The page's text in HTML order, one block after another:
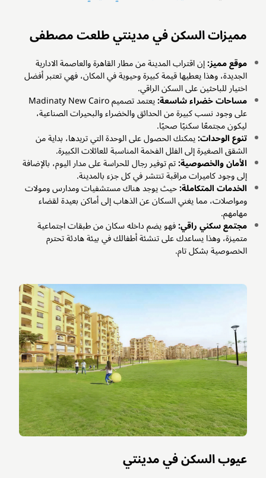
مميزات السكن في مدينتي طلعت مصطفى
موقع مميز:إن اقتراب المدينة من مطار القاهرة والعاصمة الادارية
الجديدة، وهذا يعطيها قيمة كبيرة وحيوية في المكان، فهي تعتبر أفضل
اختيار للباحثين على السكن الراقي.
مساحات خضراء شاسعة: يعتمد تصميم Madinaty New Cairo
على وجود نسب كبيرة من الحدائق والخضراء والبحيرات الصناعية،
ليكون مجتمعًا سكنيًا صحيًا.
تنوع الوحدات:يمكنك الحصول على الوحدة التي تريدها، بداية من
الشقق الصغيرة إلى الفلل الفخمة المناسبة للعائلات الكبيرة.
الأمان والخصوصية:تم توفير رجال للحراسة على مدار اليوم، بالإضافة
إلى وجود كاميرات مراقبة تنتشر في كل جزء بالمدينة.
الخدمات المتكاملة:حيث يوجد هناك مستشفيات ومدارس ومولات
ومواصلات، مما يغني السكان عن الذهاب إلى أماكن بعيدة لقضاء
مهامهم.
مجتمع سكني راقي:فهو يضم داخله سكان من طبقات اجتماعية
متميزة، وهذا يساعدك على تنشئة أطفالك في بيئة هادئة تحترم
الخصوصية بشكل تام.
عيوب السكن في مدينتي